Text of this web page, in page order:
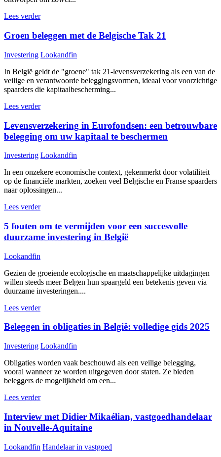
Lees verder
Groen beleggen met de Belgische Tak 21
Investering Lookandfin
In België geldt de "groene" tak 21-levensverzekering als een van de
veilige en verantwoorde beleggingsvormen, ideaal voor voorzichtige
spaarders die kapitaalbescherming...
Lees verder
Levensverzekering in Eurofondsen: een betrouwbare
belegging om uw kapitaal te beschermen
Investering Lookandfin
In een onzekere economische context, gekenmerkt door volatiliteit
op de financiële markten, zoeken veel Belgische en Franse spaarders
naar oplossingen...
Lees verder
5 fouten om te vermijden voor een succesvolle
duurzame investering in België
Lookandfin
Gezien de groeiende ecologische en maatschappelijke uitdagingen
willen steeds meer Belgen hun spaargeld een betekenis geven via
duurzame investeringen....
Lees verder
Beleggen in obligaties in België: volledige gids 2025
Investering Lookandfin
Obligaties worden vaak beschouwd als een veilige belegging,
vooral wanneer ze worden uitgegeven door staten. Ze bieden
beleggers de mogelijkheid om een...
Lees verder
Interview met Didier Mikaélian, vastgoedhandelaar
in Nouvelle-Aquitaine
Lookandfin Handelaar in vastgoed